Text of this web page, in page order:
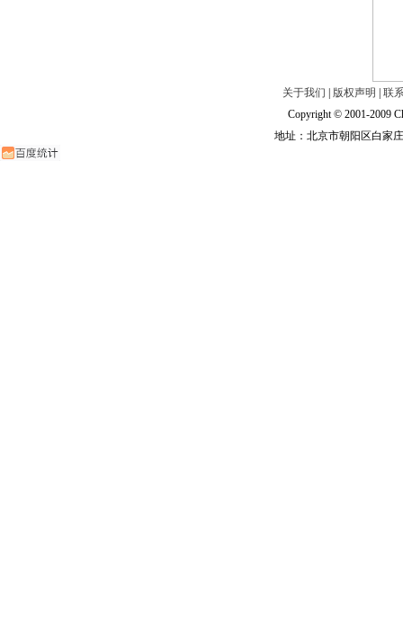
关于我们 版权声明
联
Copyright © 2001-2009
地址：北京市朝阳区白家